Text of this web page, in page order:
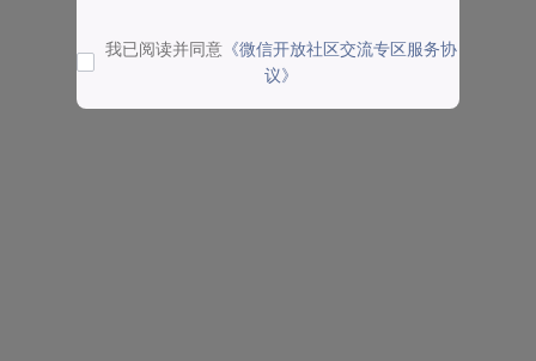
我已阅读并同意 《微信开放社区交流专区服务协
议》